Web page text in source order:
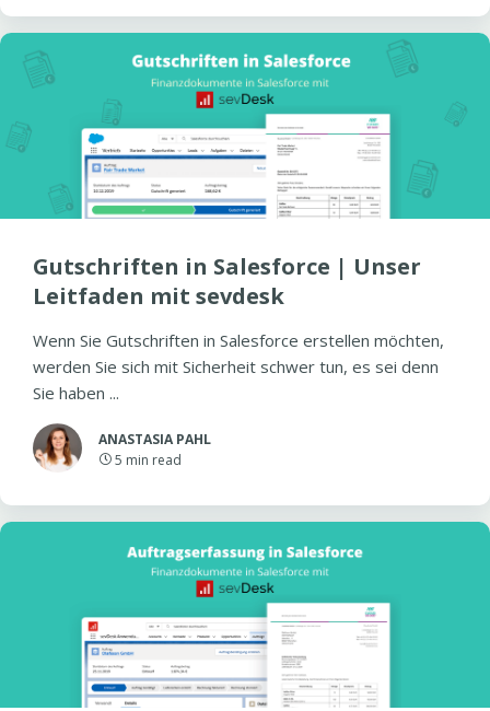
Gutschriften in Salesforce | Unser
Leitfaden mit sevdesk
Wenn Sie Gutschriften in Salesforce erstellen möchten,
werden Sie sich mit Sicherheit schwer tun, es sei denn
Sie haben ...
ANASTASIA PAHL
5 min read